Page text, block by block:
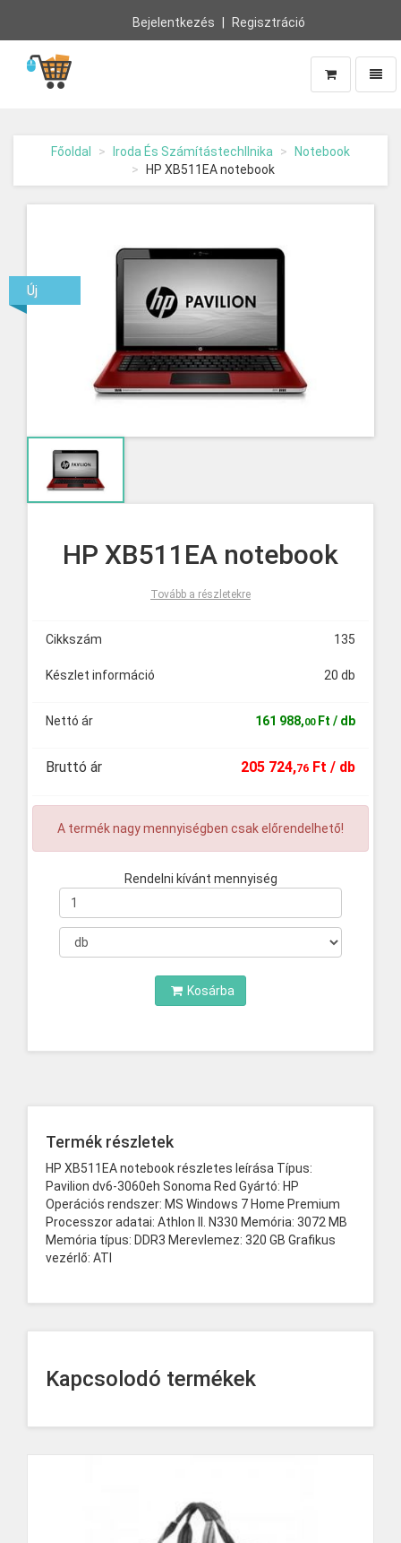
Bejelentkezés Regisztráció
Főoldal Iroda És Számítástechllnika
Notebook
HP XB511EA notebook
Új
HP XB511EA notebook
Tovább a részletekre
Cikkszám 135
Készlet információ 20 db
Nettó ár 161 988,00 Ft / db
Bruttó ár 205 724,76 Ft / db
A termék nagy mennyiségben csak előrendelhető!
Rendelni kívánt mennyiség
Kosárba
Termék részletek
HP XB511EA notebook részletes leírása Típus:
Pavilion dv6-3060eh Sonoma Red Gyártó: HP
Operációs rendszer: MS Windows 7 Home Premium
Processzor adatai: Athlon II. N330 Memória: 3072 MB
Memória típus: DDR3 Merevlemez: 320 GB Grafikus
vezérlő: ATI
Kapcsolodó termékek